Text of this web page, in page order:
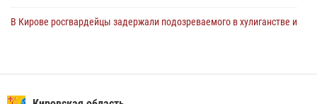
В Кирове росгвардейцы задержали подозреваемого в хулиганстве и
вневедомственную охрану и поступления в ведомственные вузы